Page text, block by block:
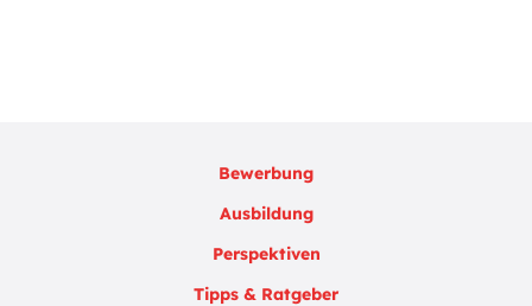
Bewerbung
Ausbildung
Perspektiven
Tipps & Ratgeber